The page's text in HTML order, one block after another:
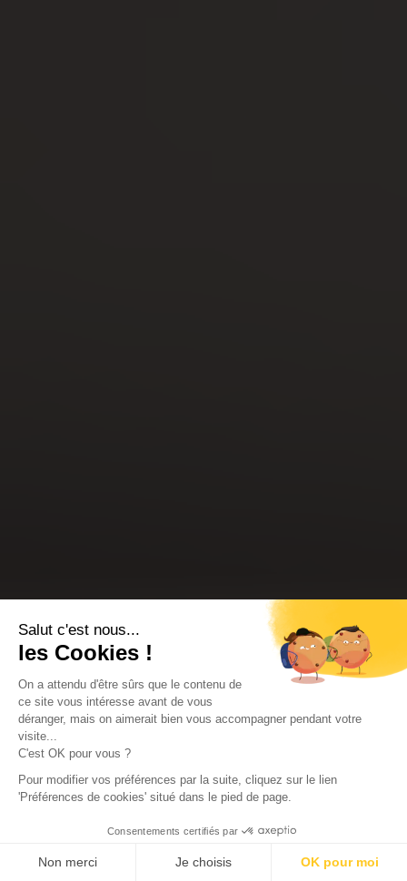
Salut c'est nous...
les Cookies !
On a attendu d'être sûrs que le contenu de
ce site vous intéresse avant de vous
déranger, mais on aimerait bien vous accompagner pendant votre
visite...
C'est OK pour vous ?
Pour modifier vos préférences par la suite, cliquez sur le lien
'Préférences de cookies' situé dans le pied de page.
Consentements certifiés par
Non merci Je choisis OK pour moi